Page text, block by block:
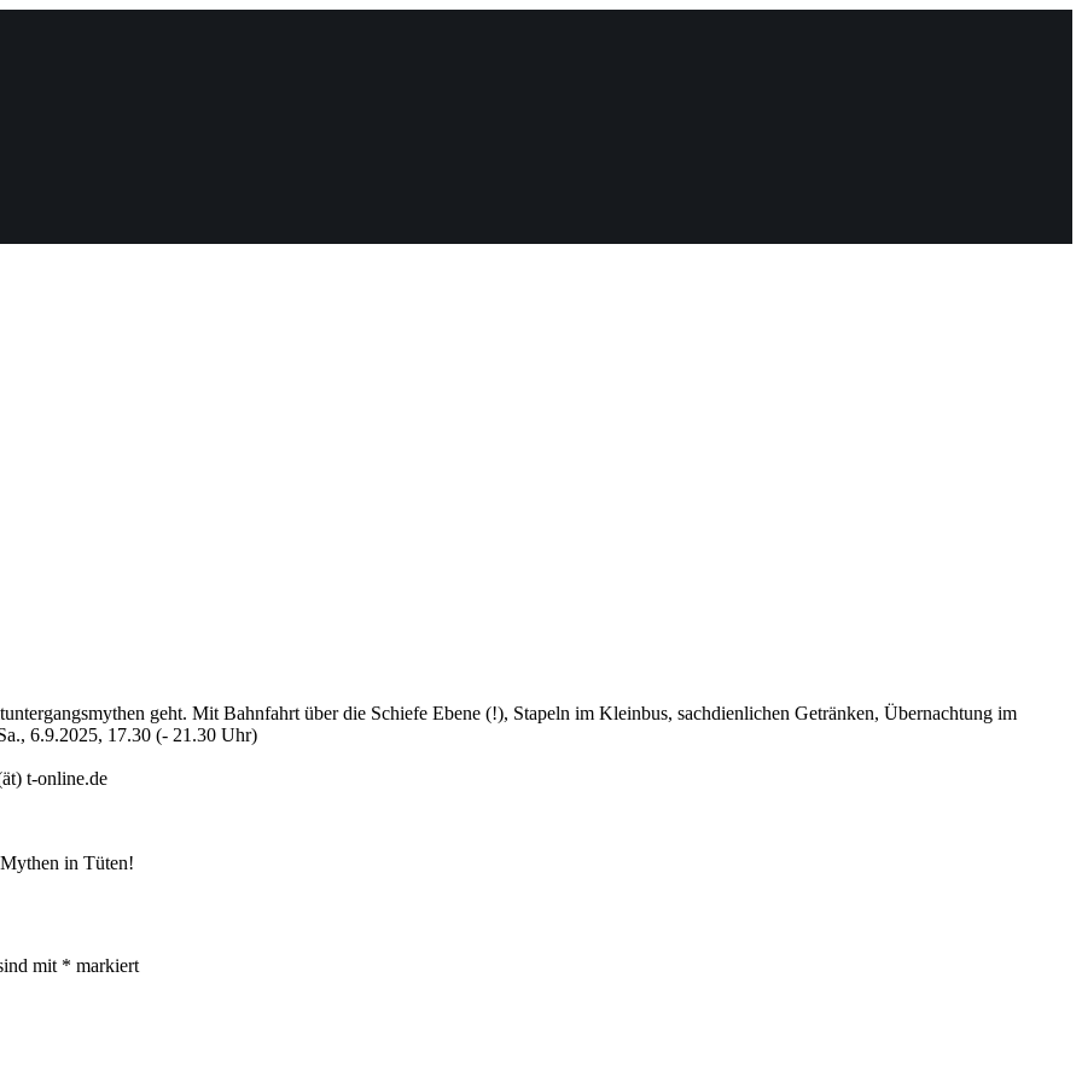
geht. Mit Bahnfahrt über die Schiefe Ebene (!), Stapeln im Kleinbus, sachdienlichen Getränken, Übernachtung im
6.9.2025, 17.30 (- 21.30 Uhr)
t-online.de
mit * markiert